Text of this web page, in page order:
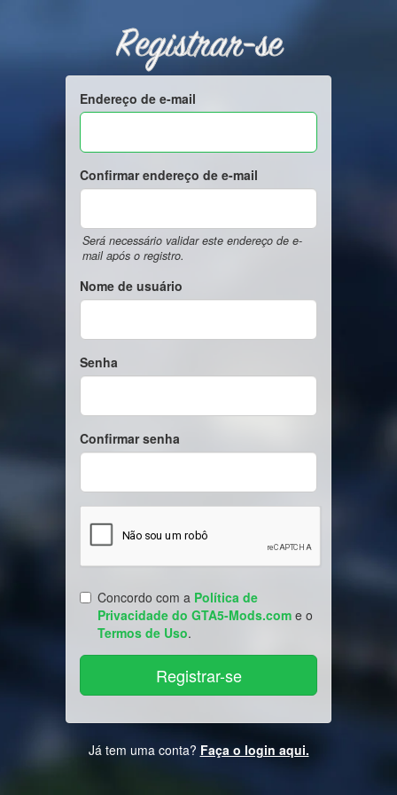
Registrar-se
Endereço de e-mail
Confirmar endereço de e-mail
Será necessário validar este endereço de e-
mail após o registro.
Nome de usuário
Senha
Confirmar senha
Concordo com a Política de
Privacidade do GTA5-Mods.com e o
Termos de Uso.
Já tem uma conta? Faça o login aqui.